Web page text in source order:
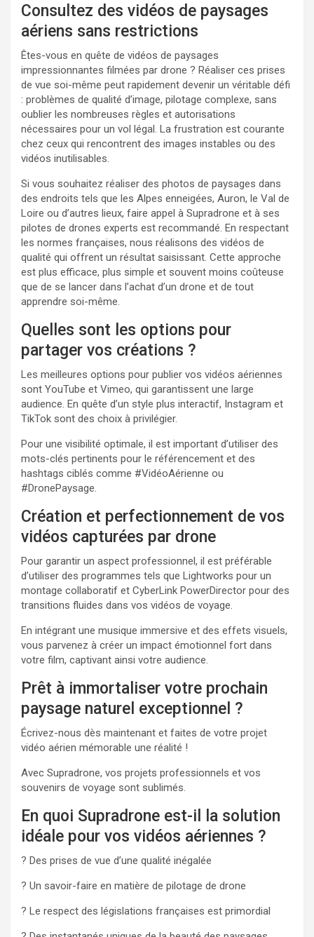
Consultez des vidéos de paysages
aériens sans restrictions
Êtes-vous en quête de vidéos de paysages
impressionnantes filmées par drone ? Réaliser ces prises
de vue soi-même peut rapidement devenir un véritable défi
: problèmes de qualité d’image, pilotage complexe, sans
oublier les nombreuses règles et autorisations
nécessaires pour un vol légal. La frustration est courante
chez ceux qui rencontrent des images instables ou des
vidéos inutilisables.
Si vous souhaitez réaliser des photos de paysages dans
des endroits tels que les Alpes enneigées, Auron, le Val de
Loire ou d’autres lieux, faire appel à Supradrone et à ses
pilotes de drones experts est recommandé. En respectant
les normes françaises, nous réalisons des vidéos de
qualité qui offrent un résultat saisissant. Cette approche
est plus efficace, plus simple et souvent moins coûteuse
que de se lancer dans l’achat d’un drone et de tout
apprendre soi-même.
Quelles sont les options pour
partager vos créations ?
Les meilleures options pour publier vos vidéos aériennes
sont YouTube et Vimeo, qui garantissent une large
audience. En quête d’un style plus interactif, Instagram et
TikTok sont des choix à privilégier.
Pour une visibilité optimale, il est important d’utiliser des
mots-clés pertinents pour le référencement et des
hashtags ciblés comme #VidéoAérienne ou
#DronePaysage.
Création et perfectionnement de vos
vidéos capturées par drone
Pour garantir un aspect professionnel, il est préférable
d’utiliser des programmes tels que Lightworks pour un
montage collaboratif et CyberLink PowerDirector pour des
transitions fluides dans vos vidéos de voyage.
En intégrant une musique immersive et des effets visuels,
vous parvenez à créer un impact émotionnel fort dans
votre film, captivant ainsi votre audience.
Prêt à immortaliser votre prochain
paysage naturel exceptionnel ?
Écrivez-nous dès maintenant et faites de votre projet
vidéo aérien mémorable une réalité !
Avec Supradrone, vos projets professionnels et vos
souvenirs de voyage sont sublimés.
En quoi Supradrone est-il la solution
idéale pour vos vidéos aériennes ?
? Des prises de vue d’une qualité inégalée
? Un savoir-faire en matière de pilotage de drone
? Le respect des législations françaises est primordial